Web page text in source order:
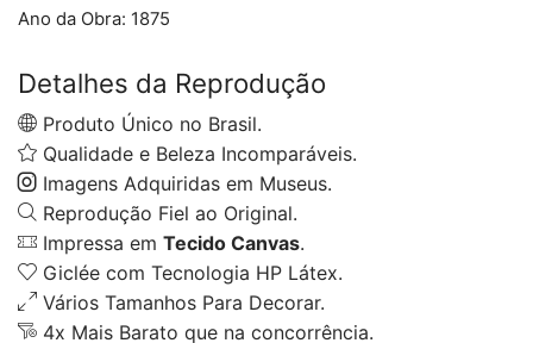
Ano da Obra: 1875
Detalhes da Reprodução
Produto Único no Brasil.
Qualidade e Beleza Incomparáveis.
Imagens Adquiridas em Museus.
Reprodução Fiel ao Original.
Impressa em Tecido Canvas.
Giclée com Tecnologia HP Látex.
Vários Tamanhos Para Decorar.
4x Mais Barato que na concorrência.